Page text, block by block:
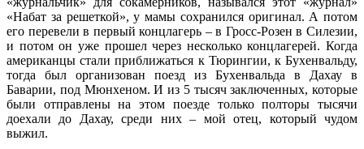
«Набат за решеткой», у мамы сохранился оригинал. А потом
его перевели в первый концлагерь – в Гросс-Розен в Силезии,
и потом он уже прошел через несколько концлагерей. Когда
американцы стали приближаться к Тюрингии, к Бухенвальду,
тогда был организован поезд из Бухенвальда в Дахау в
Баварии, под Мюнхеном. И из 5 тысяч заключенных, которые
были отправлены на этом поезде только полторы тысячи
доехали до Дахау, среди них – мой отец, который чудом
выжил.